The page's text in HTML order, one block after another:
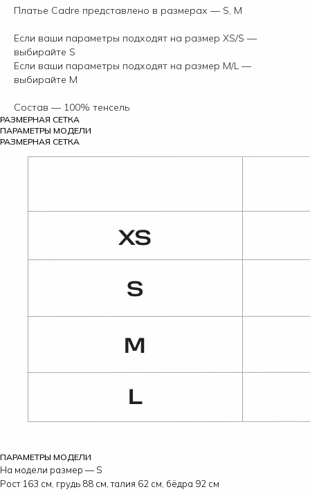
Платье Cadre представлено в размерах — S, M
Если ваши параметры подходят на размер XS/S —
выбирайте S
Если ваши параметры подходят на размер M/L —
выбирайте М
Состав — 100% тенсель
РАЗМЕРНАЯ СЕТКА
ПАРАМЕТРЫ МОДЕЛИ
РАЗМЕРНАЯ СЕТКА
ПАРАМЕТРЫ МОДЕЛИ
На модели размер — S
Рост 163 см, грудь 88 см, талия 62 см, бёдра 92 см